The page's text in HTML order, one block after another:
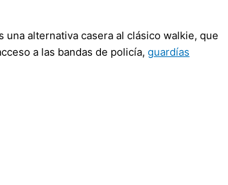
alternativa casera al clásico walkie, que
a las bandas de policía, guardías